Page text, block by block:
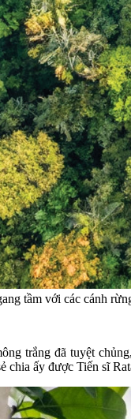
tầm với các cánh
trắng đã tuyệt
chia ấy được Tiến sĩ